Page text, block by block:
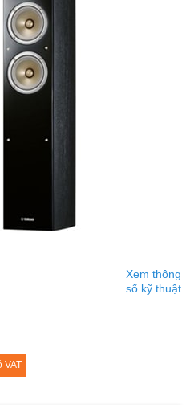
Xem thông
số kỹ thuật
VAT